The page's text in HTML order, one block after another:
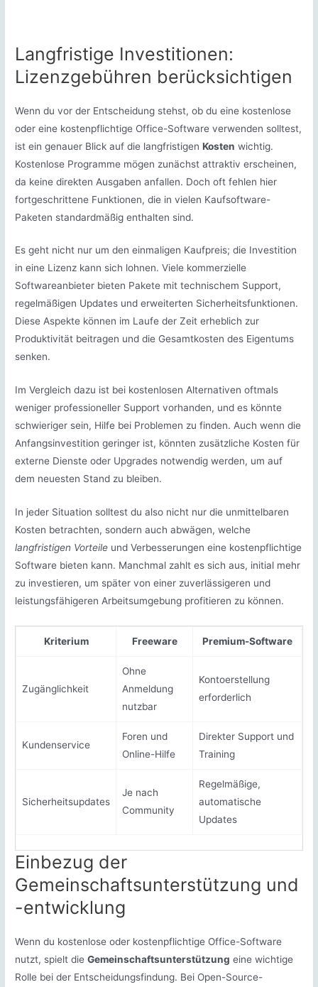
Langfristige Investitionen:
Lizenzgebühren berücksichtigen
Wenn du vor der Entscheidung stehst, ob du eine kostenlose
oder eine kostenpflichtige Office-Software verwenden solltest,
ist ein genauer Blick auf die langfristigenKosten wichtig.
Kostenlose Programme mögen zunächst attraktiv erscheinen,
da keine direkten Ausgaben anfallen. Doch oft fehlen hier
fortgeschrittene Funktionen, die in vielen Kaufsoftware-
Paketen standardmäßig enthalten sind.
Es geht nicht nur um den einmaligen Kaufpreis; die Investition
in eine Lizenz kann sich lohnen. Viele kommerzielle
Softwareanbieter bieten Pakete mit technischem Support,
regelmäßigen Updates und erweiterten Sicherheitsfunktionen.
Diese Aspekte können im Laufe der Zeit erheblich zur
Produktivität beitragen und die Gesamtkosten des Eigentums
senken.
Im Vergleich dazu ist bei kostenlosen Alternativen oftmals
weniger professioneller Support vorhanden, und es könnte
schwieriger sein, Hilfe bei Problemen zu finden. Auch wenn die
Anfangsinvestition geringer ist, könnten zusätzliche Kosten für
externe Dienste oder Upgrades notwendig werden, um auf
dem neuesten Stand zu bleiben.
In jeder Situation solltest du also nicht nur die unmittelbaren
Kosten betrachten, sondern auch abwägen, welche
langfristigen Vorteile und Verbesserungen eine kostenpflichtige
Software bieten kann. Manchmal zahlt es sich aus, initial mehr
zu investieren, um später von einer zuverlässigeren und
leistungsfähigeren Arbeitsumgebung profitieren zu können.
Kriterium Freeware Premium-Software
Zugänglichkeit
Ohne
Anmeldung
nutzbar
Kontoerstellung
erforderlich
Kundenservice
Foren und
Online-Hilfe
Direkter Support und
Training
Sicherheitsupdates
Je nach
Community
Regelmäßige,
automatische
Updates
Einbezug der
Gemeinschaftsunterstützung und
-entwicklung
Wenn du kostenlose oder kostenpflichtige Office-Software
nutzt, spielt dieGemeinschaftsunterstützung eine wichtige
Rolle bei der Entscheidungsfindung. Bei Open-Source-